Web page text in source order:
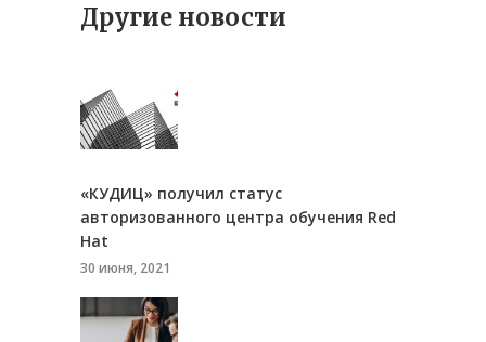
Другие новости
«КУДИЦ» получил статус
авторизованного центра обучения Red
Hat
30 июня, 2021